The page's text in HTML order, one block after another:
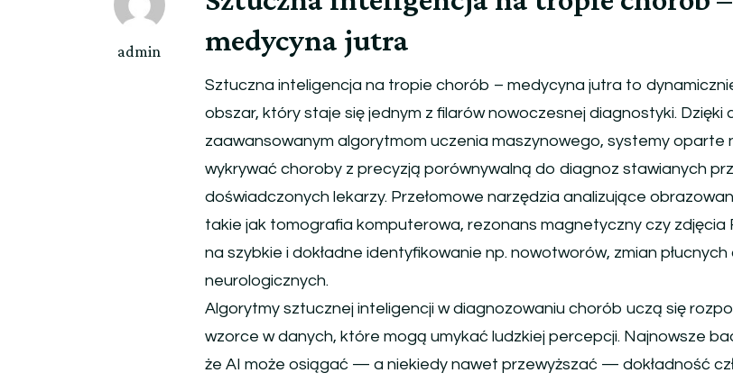
admin
medycyna jutra
Sztuczna inteligencja na tropie chorób – medycyna jutra to
obszar, który staje się jednym z filarów nowoczesnej diagnostyki. Dzięki
zaawansowanym algorytmom uczenia maszynowego, systemy oparte
wykrywać choroby z precyzją porównywalną do diagnoz stawianych
doświadczonych lekarzy. Przełomowe narzędzia analizujące
takie jak tomografia komputerowa, rezonans magnetyczny czy zdjęcia
na szybkie i dokładne identyfikowanie np. nowotworów, zmian
neurologicznych.
Algorytmy sztucznej inteligencji w diagnozowaniu chorób uczą się
wzorce w danych, które mogą umykać ludzkiej percepcji. Najnowsze
że AI może osiągać — a niekiedy nawet przewyższać — dokładność